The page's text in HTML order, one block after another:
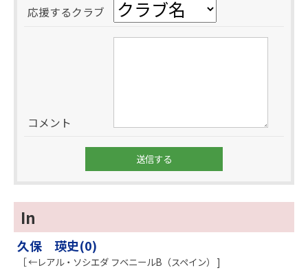
応援するクラブ
コメント
In
久保 瑛史(0)
［ ←レアル・ソシエダ フベニールB（スペイン） ]